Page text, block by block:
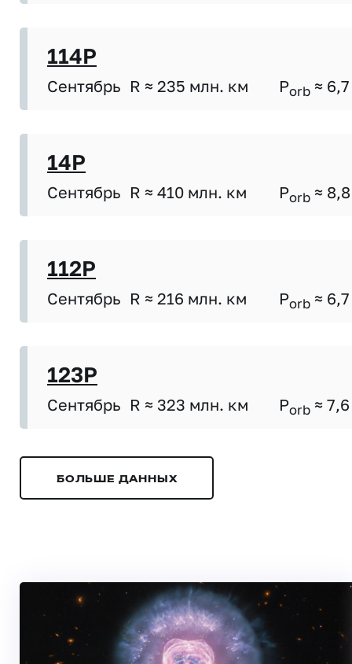
114P
Сентябрь R ≈ 235 млн. км Porb ≈ 6,7
14P
Сентябрь R ≈ 410 млн. км Porb ≈ 8,8
112P
Сентябрь R ≈ 216 млн. км Porb ≈ 6,7
123P
Сентябрь R ≈ 323 млн. км Porb ≈ 7,6
БОЛЬШЕ ДАННЫХ